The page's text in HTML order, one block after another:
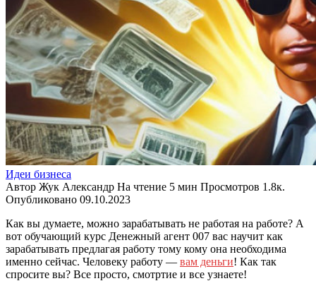
Идеи бизнеса
Автор Жук Александр На чтение 5 мин Просмотров 1.8к.
Опубликовано 09.10.2023
Как вы думаете, можно зарабатывать не работая на работе? А
вот обучающий курс Денежный агент 007 вас научит как
зарабатывать предлагая работу тому кому она необходима
именно сейчас. Человеку работу — вам деньги! Как так
спросите вы? Все просто, смотртие и все узнаете!